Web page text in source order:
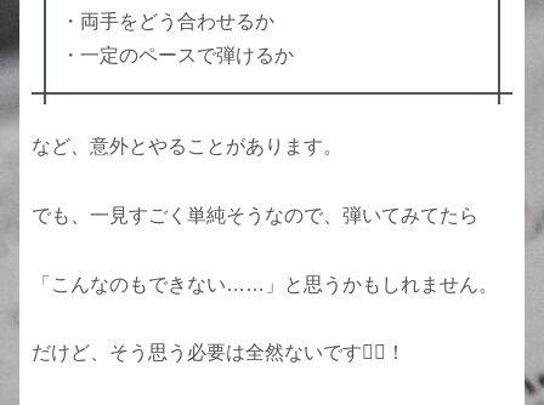
・両手をどう合わせるか
・一定のペースで弾けるか
など、意外とやることがあります。
でも、一見すごく単純そうなので、弾いてみてたら
「こんなのもできない……」と思うかもしれません。
だけど、そう思う必要は全然ないです🙆‍♀️！